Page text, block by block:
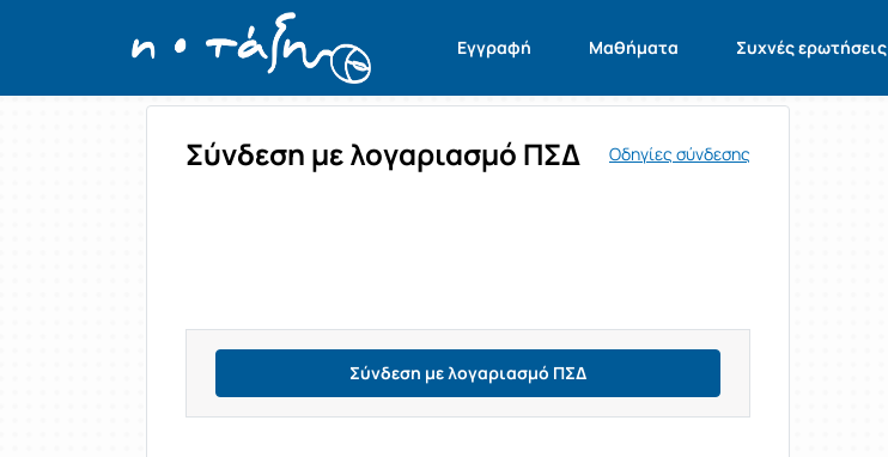
Εγγραφή Μαθήματα Συχνές ερωτήσεις
Σύνδεση
Σύνδεση με λογαριασμό ΠΣΔ Οδηγίες σύνδεσης
Σύνδεση με λογαριασμό ΠΣΔ